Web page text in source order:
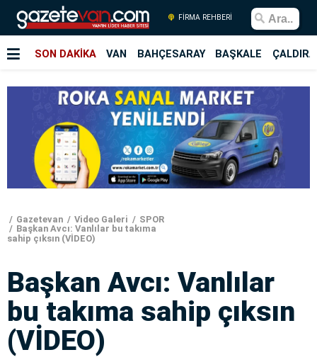
FİRMA REHBERİ
SON DAKİKA VAN BAHÇESARAY BAŞKALE
Gazetevan Video Galeri
SPOR
Başkan Avcı: Vanlılar bu takıma
sahip çıksın (VİDEO)
Başkan Avcı: Vanlılar
bu takıma sahip çıksın
(VİDEO)